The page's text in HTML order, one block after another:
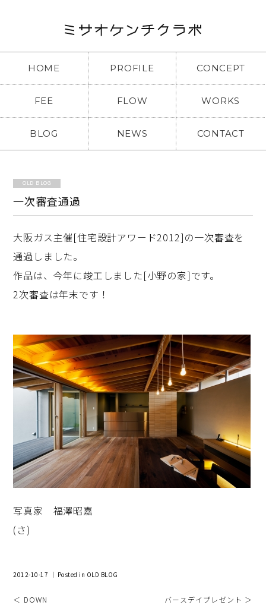
HOME PROFILE CONCEPT
FEE FLOW WORKS
BLOG NEWS CONTACT
OLD BLOG
一次審査通過
大阪ガス主催[住宅設計アワード2012]の一次審査を
通過しました。
作品は、今年に竣工しました[小野の家]です。
2次審査は年末です！
写真家 福澤昭嘉
(さ)
2012-10-17 ｜ Posted in OLD BLOG
＜ DOWN バースデイプレゼント ＞